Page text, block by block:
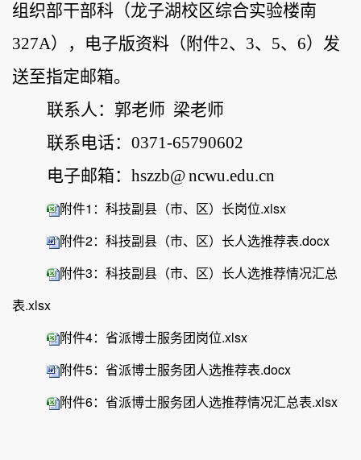
组织部干部科 （龙子湖校区综合实验楼南
327A）， 电子版资料（附件2、3、5、6） 发
送至指定邮箱。
联系人： 郭老师 梁老师
联系电话： 0371-65790602
电子邮箱： hszzb@ncwu.edu.cn
附件1：科技副县（市、区）长岗位.xlsx
附件2：科技副县（市、区）长人选推荐表.docx
附件3：科技副县（市、区）长人选推荐情况汇总
表.xlsx
附件4：省派博士服务团岗位.xlsx
附件5：省派博士服务团人选推荐表.docx
附件6：省派博士服务团人选推荐情况汇总表.xlsx